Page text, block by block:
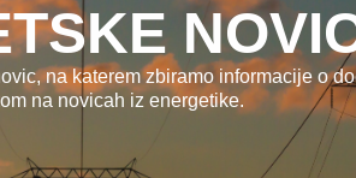
na katerem zbiramo informacije o
na novicah iz energetike.